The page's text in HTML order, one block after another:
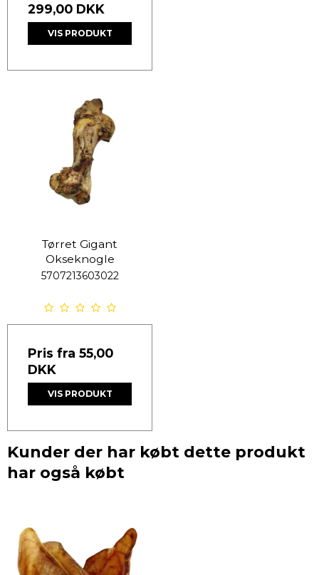
299,00 DKK
VIS PRODUKT
Tørret Gigant
Okseknogle
5707213603022
Pris fra 55,00
DKK
VIS PRODUKT
Kunder der har købt dette produkt
har også købt